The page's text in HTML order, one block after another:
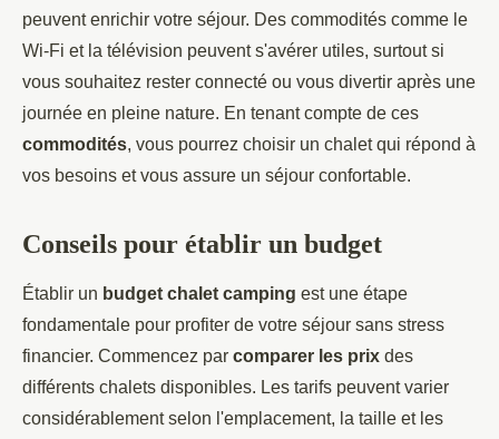
peuvent enrichir votre séjour. Des commodités comme le
Wi-Fi et la télévision peuvent s'avérer utiles, surtout si
vous souhaitez rester connecté ou vous divertir après une
journée en pleine nature. En tenant compte de ces
commodités, vous pourrez choisir un chalet qui répond à
vos besoins et vous assure un séjour confortable.
Conseils pour établir un budget
Établir un budget chalet camping est une étape
fondamentale pour profiter de votre séjour sans stress
financier. Commencez par comparer les prix des
différents chalets disponibles. Les tarifs peuvent varier
considérablement selon l'emplacement, la taille et les